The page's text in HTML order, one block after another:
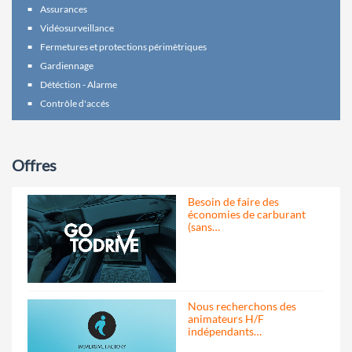
Assurances
Vidéosurveillance
Fermetures et protections périmètriques
Gardiennage
Détéction - Alarme
Contrôle d'accés
Offres
Besoin de faire des
économies de carburant
(sans…
Nous recherchons des
animateurs H/F
indépendants…